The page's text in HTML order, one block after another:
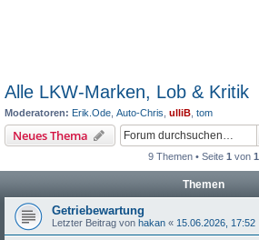
Alle LKW-Marken, Lob & Kritik
Moderatoren: Erik.Ode Auto-Chris ulliB tom
Neues Thema
9 Themen • Seite 1 von 1
Themen
Getriebewartung
Letzter Beitrag von hakan « 15.06.2026, 17:52